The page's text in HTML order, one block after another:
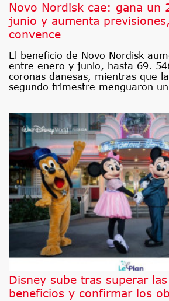
Novo Nordisk cae: gana un
junio y aumenta
convence
El beneficio de Novo Nordisk
entre enero y junio, hasta 69.
coronas danesas, mientras que
segundo trimestre menguaron
Disney sube tras superar
beneficios y confirmar los